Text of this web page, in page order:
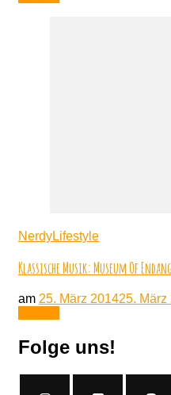
NerdyLifestyle
Klassische Musik: Museum Of
am 25. März 201425. März
Folge uns!